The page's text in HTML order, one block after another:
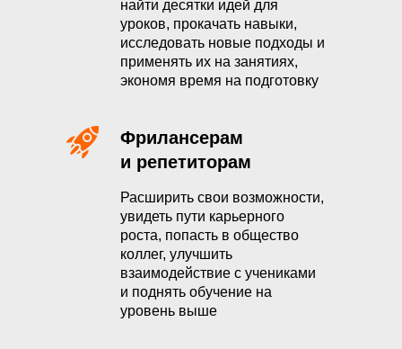
найти десятки идей для
уроков, прокачать навыки,
исследовать новые подходы и
применять их на занятиях,
экономя время на подготовку
Фрилансерам
и репетиторам
Расширить свои возможности,
увидеть пути карьерного
роста, попасть в общество
коллег, улучшить
взаимодействие с учениками
и поднять обучение на
уровень выше